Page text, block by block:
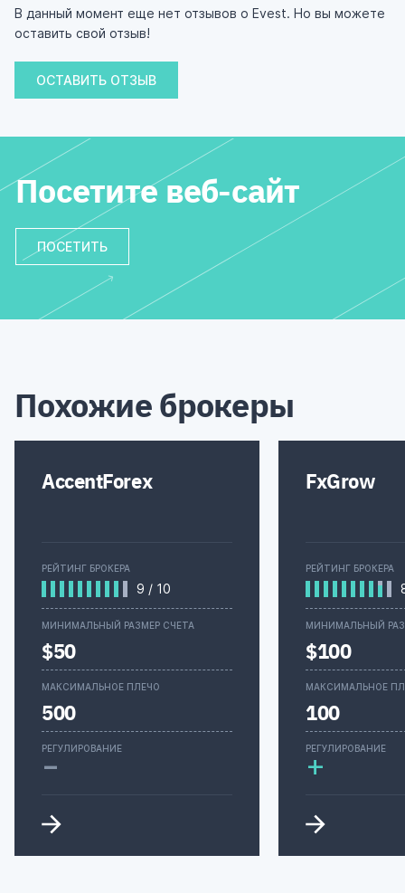
В данный момент еще нет отзывов о Evest. Но вы можете
оставить свой отзыв!
ОСТАВИТЬ ОТЗЫВ
Посетите веб-сайт
ПОСЕТИТЬ
Похожие брокеры
AccentForex
РЕЙТИНГ БРОКЕРА
9 / 10
МИНИМАЛЬНЫЙ РАЗМЕР СЧЕТА
$50
МАКСИМАЛЬНОЕ ПЛЕЧО
500
РЕГУЛИРОВАНИЕ
-
FxGrow
РЕЙТИНГ БРОКЕРА
МИНИМАЛЬНЫЙ
$100
МАКСИМАЛЬНОЕ
100
РЕГУЛИРОВАНИЕ
+